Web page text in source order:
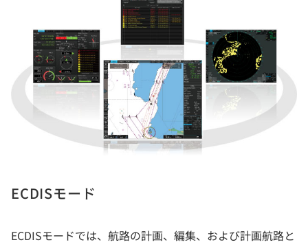
ECDISモード
ECDISモードでは、航路の計画、編集、および計画航路と